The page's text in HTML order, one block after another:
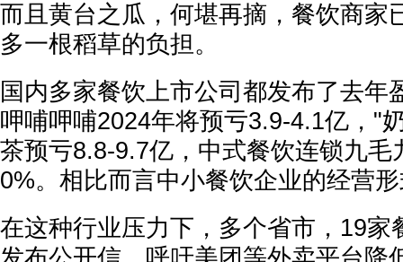
而且黄台之瓜，何堪再摘，餐饮商家
多一根稻草的负担。
国内多家餐饮上市公司都发布了去年
呷哺呷哺2024年将预亏3.9-4.1亿，"
茶预亏8.8-9.7亿，中式餐饮连锁九毛
0%。相比而言中小餐饮企业的经营
在这种行业压力下，多个省市，19家